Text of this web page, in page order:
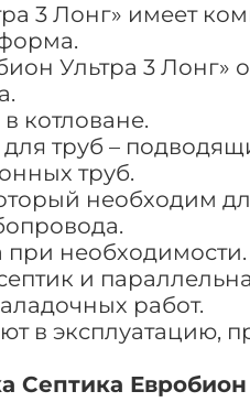
3 Лонг» имеет
Ультра 3 Лонг»
котловане.
труб –
труб.
необходим
необходимости.
и
работ.
в
Септика Евробион